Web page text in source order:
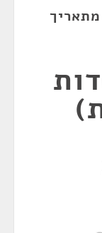
ישיבת ועדה של הכנסת ה-18 מתאריך